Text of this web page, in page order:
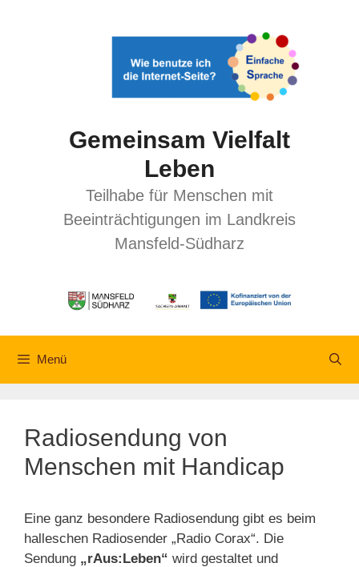
Gemeinsam Vielfalt
Leben
Teilhabe für Menschen mit
Beeinträchtigungen im Landkreis
Mansfeld-Südharz
Menü
Radiosendung von
Menschen mit Handicap
Eine ganz besondere Radiosendung gibt es beim
halleschen Radiosender „Radio Corax“. Die
Sendung „rAus:Leben“ wird gestaltet und